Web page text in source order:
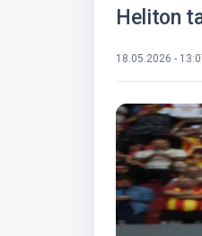
Heliton
18.05.2026 -